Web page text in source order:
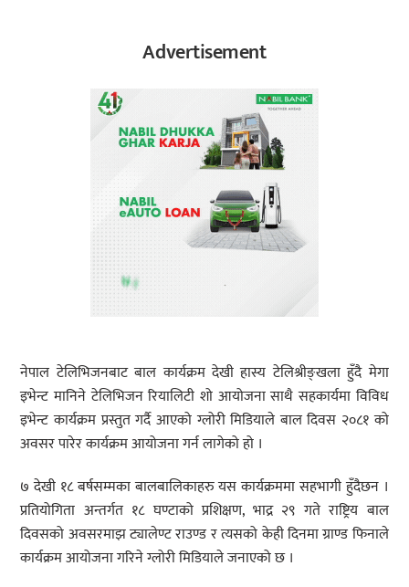
Advertisement
नेपाल टेलिभिजनबाट बाल कार्यक्रम देखी हास्य टेलिश्रीङ्खला हुँदै मेगा
इभेन्ट मानिने टेलिभिजन रियालिटी शो आयोजना साथै सहकार्यमा विविध
इभेन्ट कार्यक्रम प्रस्तुत गर्दै आएको ग्लोरी मिडियाले बाल दिवस २०८१ को
अवसर पारेर कार्यक्रम आयोजना गर्न लागेको हो ।
७ देखी १८ बर्षसम्मका बालबालिकाहरु यस कार्यक्रममा सहभागी हुँदैछन ।
प्रतियोगिता अन्तर्गत १८ घण्टाको प्रशिक्षण, भाद्र २९ गते राष्ट्रिय बाल
दिवसको अवसरमाझ ट्यालेण्ट राउण्ड र त्यसको केही दिनमा ग्राण्ड फिनाले
कार्यक्रम आयोजना गरिने ग्लोरी मिडियाले जनाएको छ ।